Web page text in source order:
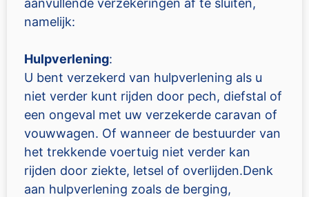
aanvullende verzekeringen af te sluiten,
namelijk:
Hulpverlening:
U bent verzekerd van hulpverlening als u
niet verder kunt rijden door pech, diefstal of
een ongeval met uw verzekerde caravan of
vouwwagen. Of wanneer de bestuurder van
het trekkende voertuig niet verder kan
rijden door ziekte, letsel of overlijden.Denk
aan hulpverlening zoals de berging,